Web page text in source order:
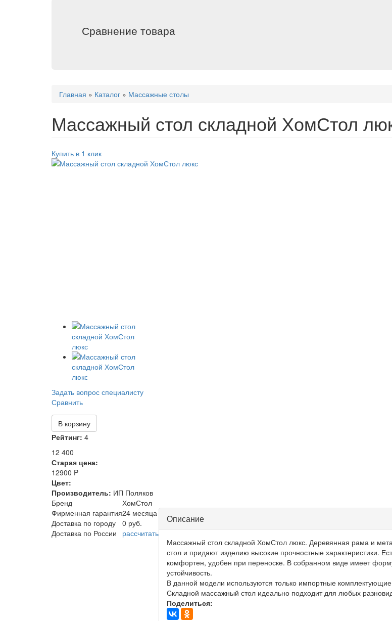
Сравнение товара
Вы
Главная » Каталог » Массажные столы
Массажный стол складной ХомСтол
Купить в 1 клик
Задать вопрос специалисту
Сравнить
В корзину
Рейтинг: 4
12 400
Старая цена:
12900 P
Цвет:
Производитель: ИП Поляков
Бренд
ХомСтол
Фирменная гарантия24 месяца
Доставка по городу
0 руб.
Доставка по России
рассчитать
Центральная
часть
Описание
Массажный стол складной ХомСтол люкс. Деревянная рама и
стол и придают изделию высокие прочностные характеристики.
комфортен, удобен при переноске. В собранном виде имеет
устойчивость.
В данной модели используются только импортные
Складной массажный стол идеально подходит для любых
Поделиться: